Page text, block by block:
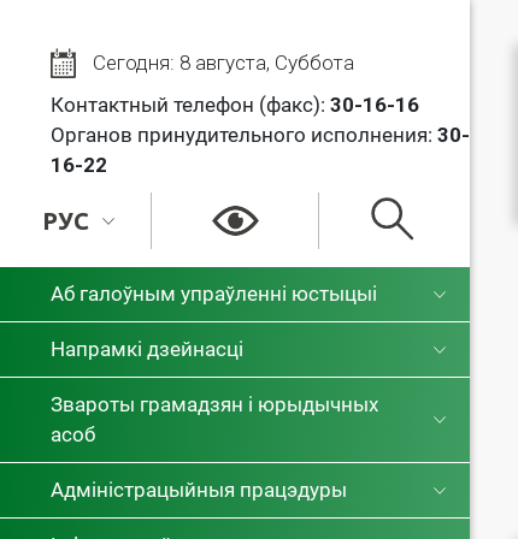
Сегодня: 8 августа, Суббота
Контактный телефон (факс): 30-16-16
Органов принудительного исполнения: 30-
16-22
РУС
Аб галоўным упраўленні юстыцыі
Напрамкі дзейнасці
Звароты грамадзян і юрыдычных
асоб
Адміністрацыйныя працэдуры